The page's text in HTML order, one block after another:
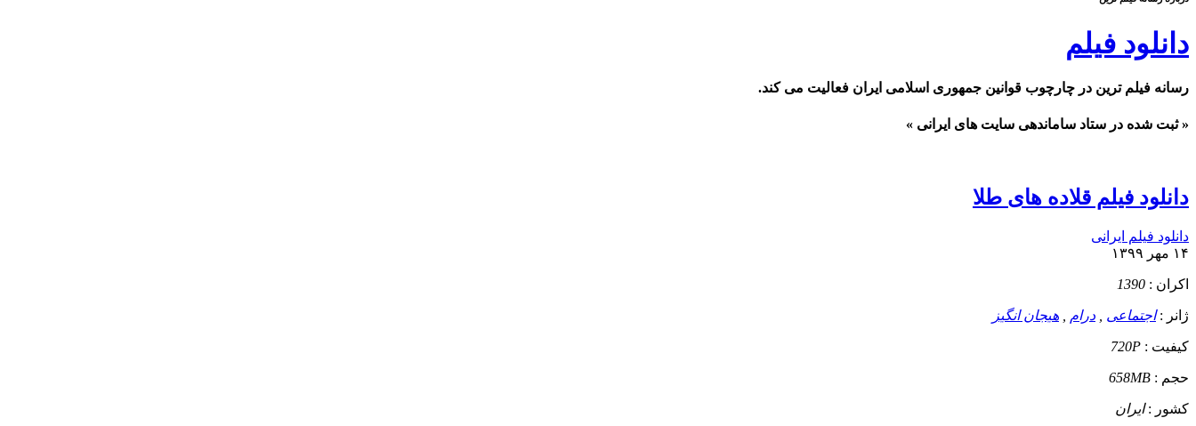
دانلود فیلم
رسانه فیلم ترین در چارچوب قوانین جمهوری اسلامی ایران فعالیت می کند.
« ثبت شده در ستاد ساماندهی سایت های ایرانی »
دانلود فیلم قلاده های طلا
دانلود فیلم ایرانی
۱۴ مهر ۱۳۹۹
اکران : 1390
ژانر :اجتماعی درام هیجان انگیز
کيفيت : 720P
حجم : 658MB
کشور :ایران